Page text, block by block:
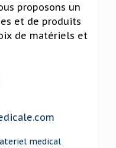
proposons un
et de produits
de matériels et
medical